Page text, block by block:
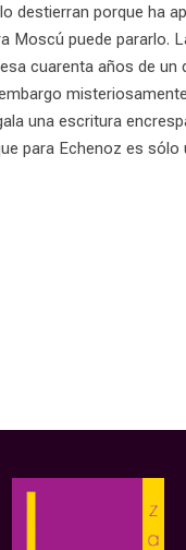
destie­rran porque ha
Moscú puede pararlo.
cuarenta años de un
una escritura
para Echenoz es sólo